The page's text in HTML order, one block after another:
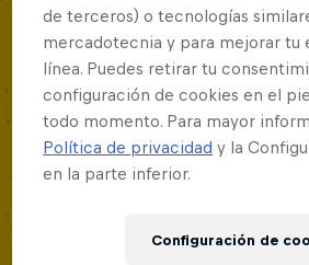
Red Bull Batalla
de terceros) o tecnologías
mercadotecnia y para mejorar tu
línea. Puedes retirar tu
configuración de cookies en el
todo momento. Para mayor
Política de privacidad y la
en la parte inferior.
Configuración de